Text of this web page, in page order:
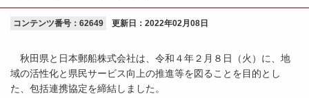
コンテンツ番号：62649 更新日： 2022年02月08日
秋田県と日本郵船株式会社は、令和４年２月８日（火）に、地
域の活性化と県民サービス向上の推進等を図ることを目的とし
た、包括連携協定を締結しました。